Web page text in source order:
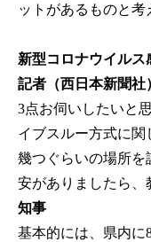
ットがあるものと考
新型コロナウイルス
記者（西日本新聞社
3点お伺いしたいと
イブスルー方式に関
幾つぐらいの場所を
安がありましたら、
知事
基本的には、県内に